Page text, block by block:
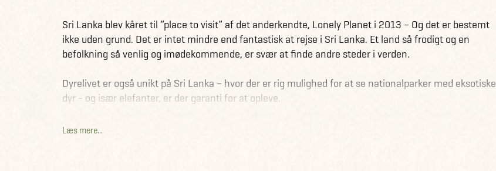
Sri Lanka blev kåret til ”place to visit” af det anderkendte, Lonely Planet i 2013 – Og det er bestemt
ikke uden grund. Det er intet mindre end fantastisk at rejse i Sri Lanka. Et land så frodigt og en
befolkning så venlig og imødekommende, er svær at finde andre steder i verden.
Dyrelivet er også unikt på Sri Lanka – hvor der er rig mulighed for at se nationalparker med eksotiske
dyr - og især elefanter, er der garanti for at opleve.
Et land der også byder på meget historie, storslået natur og strande. Sri Lanka er for både
Læs mere...